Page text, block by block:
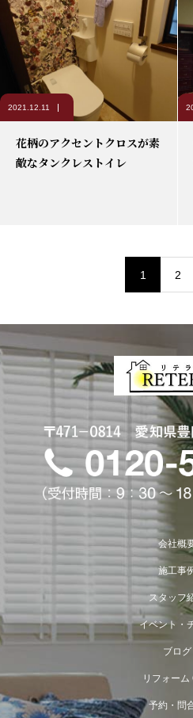
2021.12.11
花柄のアクセントクロスが素
敵なタンクレストイレ
1 2
会社概
施工事
スタッフ
イベント・
ブログ
リフォーム
予約・問